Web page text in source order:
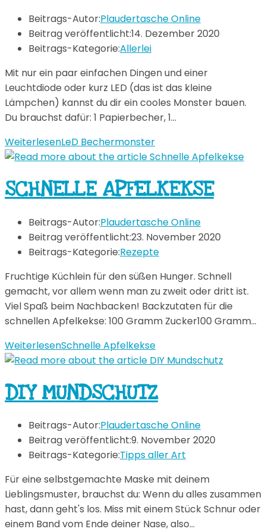
Beitrags-Autor:Plaudertasche Online
Beitrag veröffentlicht:14. Dezember 2020
Beitrags-Kategorie:Allerlei
Mit nur ein paar einfachen Dingen und einer
Leuchtdiode oder kurz LED (das ist das kleine
Lämpchen) kannst du dir ein cooles Monster bauen.
Du brauchst dafür: 1 Papierbecher, 1…
WeiterlesenLeD Bechermonster
SCHNELLE APFELKEKSE
Beitrags-Autor:Plaudertasche Online
Beitrag veröffentlicht:23. November 2020
Beitrags-Kategorie:Rezepte
Fruchtige Küchlein für den süßen Hunger. Schnell
gemacht, vor allem wenn man zu zweit oder dritt ist.
Viel Spaß beim Nachbacken! Backzutaten für die
schnellen Apfelkekse: 100 Gramm Zucker100 Gramm…
WeiterlesenSchnelle Apfelkekse
DIY MUNDSCHUTZ
Beitrags-Autor:Plaudertasche Online
Beitrag veröffentlicht:9. November 2020
Beitrags-Kategorie:Tipps aller Art
Für eine selbstgemachte Maske mit deinem
Lieblingsmuster, brauchst du: Wenn du alles zusammen
hast, dann geht's los. Miss mit einem Stück Schnur oder
einem Band vom Ende deiner Nase, also…